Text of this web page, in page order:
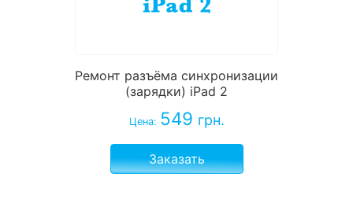
Ремонт разъёма синхронизации
(зарядки) iPad 2
Цена: 549 грн.
Заказать